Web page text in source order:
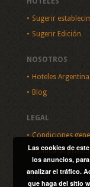
Sugerir
Sugerir Edición
NOSOTROS
Hoteles Argentina
Blog
LEGAL
Condiciones
Política de
SITIO
Las cookies de
los anuncios,
analizar el tráfico.
que haga del sitio